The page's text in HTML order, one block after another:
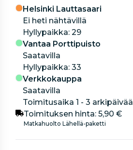
Helsinki Lauttasaari
Ei heti nähtävillä
hyllypaikka: 29
Vantaa Porttipuisto
Saatavilla
hyllypaikka: 33
Verkkokauppa
Saatavilla
Toimitusaika 1 - 3 arkipäivää
Toimituksen hinta: 5,90 €
Matkahuolto Lähellä-paketti